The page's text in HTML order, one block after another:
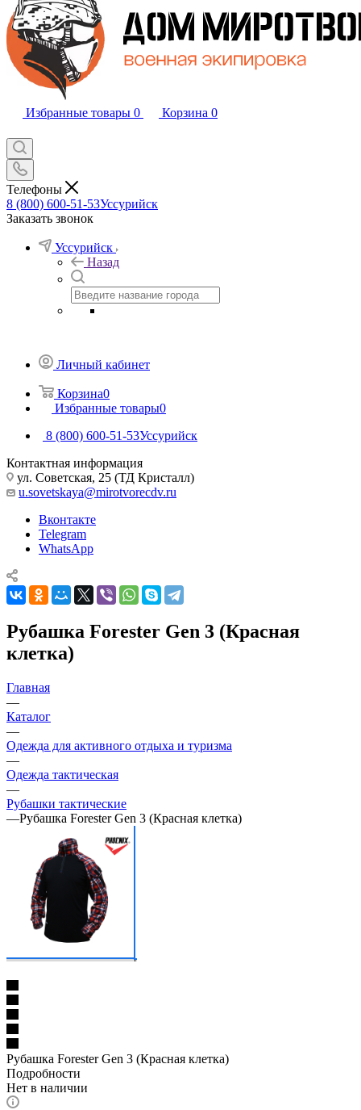
Избранные товары 0 Корзина 0
Телефоны
8 (800) 600-51-53Уссурийск
Заказать звонок
Уссурийск
Назад
Личный кабинет
Корзина0
Избранные товары0
8 (800) 600-51-53Уссурийск
Контактная информация
ул. Советская, 25 (ТД Кристалл)
u.sovetskaya@mirotvorecdv.ru
Вконтакте
Telegram
WhatsApp
Рубашка Forester Gen 3 (Красная
клетка)
Главная
—
Каталог
—
Одежда для активного отдыха и туризма
—
Одежда тактическая
—
Рубашки тактические
—Рубашка Forester Gen 3 (Красная клетка)
Рубашка Forester Gen 3 (Красная клетка)
Подробности
Нет в наличии